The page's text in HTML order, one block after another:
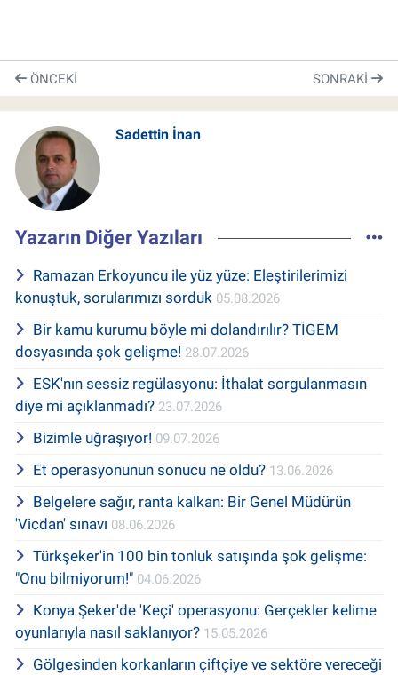
ÖNCEKI SONRAKI
Sadettin İnan
Yazarın Diğer Yazıları
Ramazan Erkoyuncu ile yüz yüze: Eleştirilerimizi
konuştuk, sorularımızı sorduk 05.08.2026
Bir kamu kurumu böyle mi dolandırılır? TİGEM
dosyasında şok gelişme! 28.07.2026
ESK'nın sessiz regülasyonu: İthalat sorgulanmasın
diye mi açıklanmadı? 23.07.2026
Bizimle uğraşıyor! 09.07.2026
Et operasyonunun sonucu ne oldu? 13.06.2026
Belgelere sağır, ranta kalkan: Bir Genel Müdürün
'Vicdan' sınavı 08.06.2026
Türkşeker'in 100 bin tonluk satışında şok gelişme:
"Onu bilmiyorum!" 04.06.2026
Konya Şeker'de 'Keçi' operasyonu: Gerçekler kelime
oyunlarıyla nasıl saklanıyor? 15.05.2026
Gölgesinden korkanların çiftçiye ve sektöre vereceği